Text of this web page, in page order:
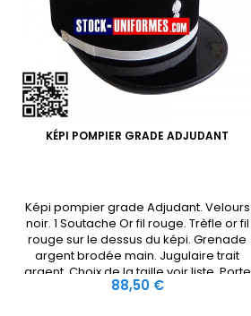
KÉPI POMPIER GRADE ADJUDANT
Képi pompier grade Adjudant. Velours
noir. 1 Soutache Or fil rouge. Trèfle or fil
rouge sur le dessus du képi. Grenade
argent brodée main. Jugulaire trait
argent. Choix de la taille voir liste. Porte
képi de protection facultatif.
Prix
88,50 €